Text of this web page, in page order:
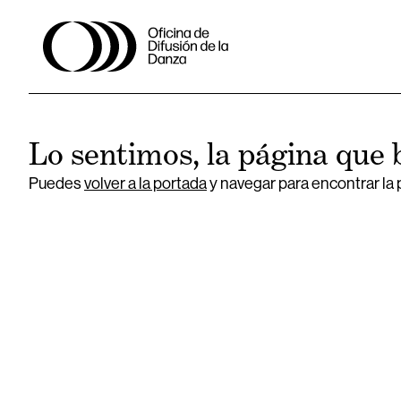
Lo sentimos, la página que
Puedesvolver a la portaday navegar para encontrar la